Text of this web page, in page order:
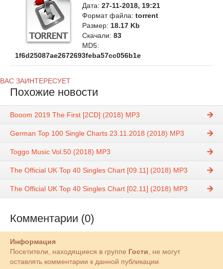
Дата: 27-11-2018, 19:21
Формат файла: torrent
Размер: 18.17 Kb
Скачали: 83
MD5:
1f6d25087ae2672693feba57cc056b1e
ВАС ЗАИНТЕРЕСУЕТ
Похожие новости
Booom 2019 The First [2CD] (2018) MP3
German Top 100 Single Charts 23.11.2018 (2018) MP3
Toggo Music Vol.50 (2018) MP3
The Official UK Top 40 Singles Chart [09.11] (2018) MP3
The Official UK Top 40 Singles Chart [02.11] (2018) MP3
Комментарии (0)
Информация
Посетители, находящиеся в группе Гости, не могут
оставлять комментарии к данной публикации.